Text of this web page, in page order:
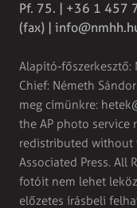
Pf. 75. | +36 1 457
(fax) |
Alapító-főszerkesztő:
Chief: Németh
meg címünkre:
the AP photo service
redistributed
Associated Press. All
fotóit nem lehet
előzetes írásbeli